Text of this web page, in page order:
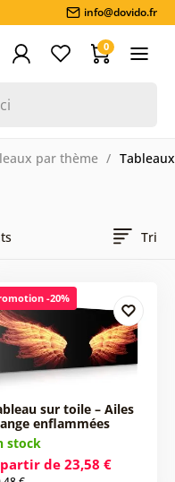
info@dovido.fr
0
par thème
Tri
-20%
sur toile – Ailes
enflammées
stock
de 23,58 €